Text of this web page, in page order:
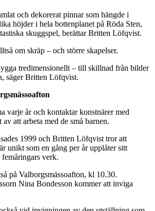
och dekorerat pinnar som hängde i
höjder i hela bottenplanet på Röda Sten,
skuggspel, berättar Britten Löfqvist.
om skräp – och större skapelser.
tredimensionellt – till skillnad från bilder
säger Britten Löfqvist.
varje år och kontaktar konstnärer med
av att arbeta med de små barnen.
1999 och Britten Löfqvist tror att
unikt som en gång per år upplåter sitt
verk.
på Valborgsmässoafton, kl 10.30.
Nina Bondesson kommer att inviga